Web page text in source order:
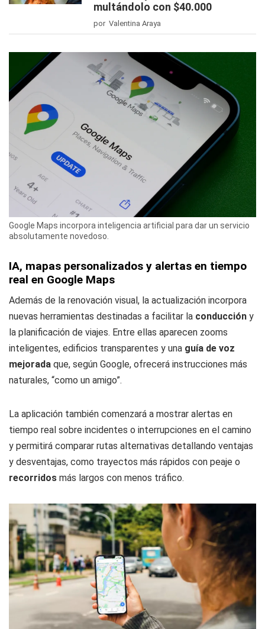
multándolo con $40.000
por Valentina Araya
Google Maps incorpora inteligencia artificial para dar un servicio
absolutamente novedoso.
IA, mapas personalizados y alertas en tiempo
real en Google Maps
Además de la renovación visual, la actualización incorpora
nuevas herramientas destinadas a facilitar la conducción y
la planificación de viajes. Entre ellas aparecen zooms
inteligentes, edificios transparentes y una guía de voz
mejorada que, según Google, ofrecerá instrucciones más
naturales, “como un amigo”.
La aplicación también comenzará a mostrar alertas en
tiempo real sobre incidentes o interrupciones en el camino
y permitirá comparar rutas alternativas detallando ventajas
y desventajas, como trayectos más rápidos con peaje o
recorridos más largos con menos tráfico.